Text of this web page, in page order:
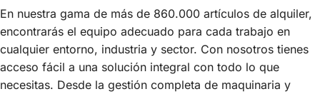
En nuestra gama de más de 860.000 artículos de alquiler,
encontrarás el equipo adecuado para cada trabajo en
cualquier entorno, industria y sector. Con nosotros tienes
acceso fácil a una solución integral con todo lo que
necesitas. Desde la gestión completa de maquinaria y